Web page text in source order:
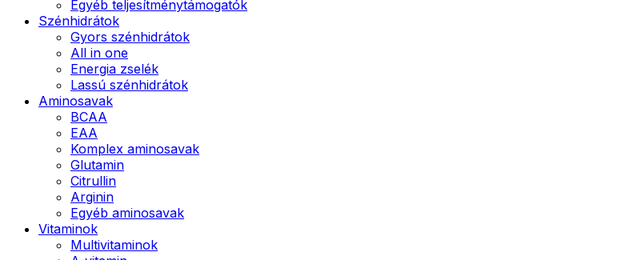
Egyéb teljesítménytámogatók
Szénhidrátok
Gyors szénhidrátok
All in one
Energia zselék
Lassú szénhidrátok
Aminosavak
BCAA
EAA
Komplex aminosavak
Glutamin
Citrullin
Arginin
Egyéb aminosavak
Vitaminok
Multivitaminok